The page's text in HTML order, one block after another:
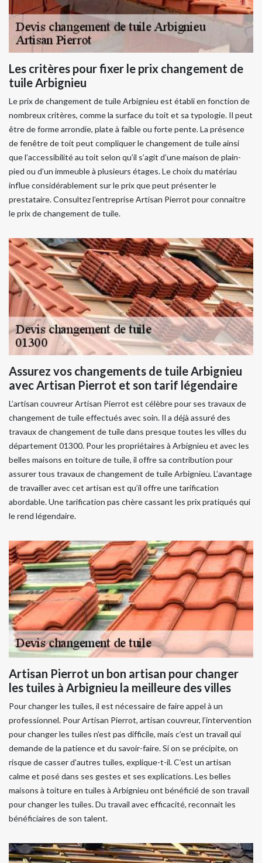
Les critères pour fixer le prix changement de
tuile Arbignieu
Le prix de changement de tuile Arbignieu est établi en fonction de
nombreux critères, comme la surface du toit et sa typologie. Il peut
être de forme arrondie, plate à faible ou forte pente. La présence
de fenêtre de toit peut compliquer le changement de tuile ainsi
que l’accessibilité au toit selon qu’il s’agit d’une maison de plain-
pied ou d’un immeuble à plusieurs étages. Le choix du matériau
influe considérablement sur le prix que peut présenter le
prestataire. Consultez l’entreprise Artisan Pierrot pour connaitre
le prix de changement de tuile.
Assurez vos changements de tuile Arbignieu
avec Artisan Pierrot et son tarif légendaire
L’artisan couvreur Artisan Pierrot est célèbre pour ses travaux de
changement de tuile effectués avec soin. Il a déjà assuré des
travaux de changement de tuile dans presque toutes les villes du
département 01300. Pour les propriétaires à Arbignieu et avec les
belles maisons en toiture de tuile, il offre sa contribution pour
assurer tous travaux de changement de tuile Arbignieu. L’avantage
de travailler avec cet artisan est qu’il offre une tarification
abordable. Une tarification pas chère cassant les prix pratiqués qui
le rend légendaire.
Artisan Pierrot un bon artisan pour changer
les tuiles à Arbignieu la meilleure des villes
Pour changer les tuiles, il est nécessaire de faire appel à un
professionnel. Pour Artisan Pierrot, artisan couvreur, l’intervention
pour changer les tuiles n’est pas difficile, mais c’est un travail qui
demande de la patience et du savoir-faire. Si on se précipite, on
risque de casser d’autres tuiles, explique-t-il. C’est un artisan
calme et posé dans ses gestes et ses explications. Les belles
maisons à toiture en tuiles à Arbignieu ont bénéficié de son travail
pour changer les tuiles. Du travail avec efficacité, reconnait les
bénéficiaires de son talent.